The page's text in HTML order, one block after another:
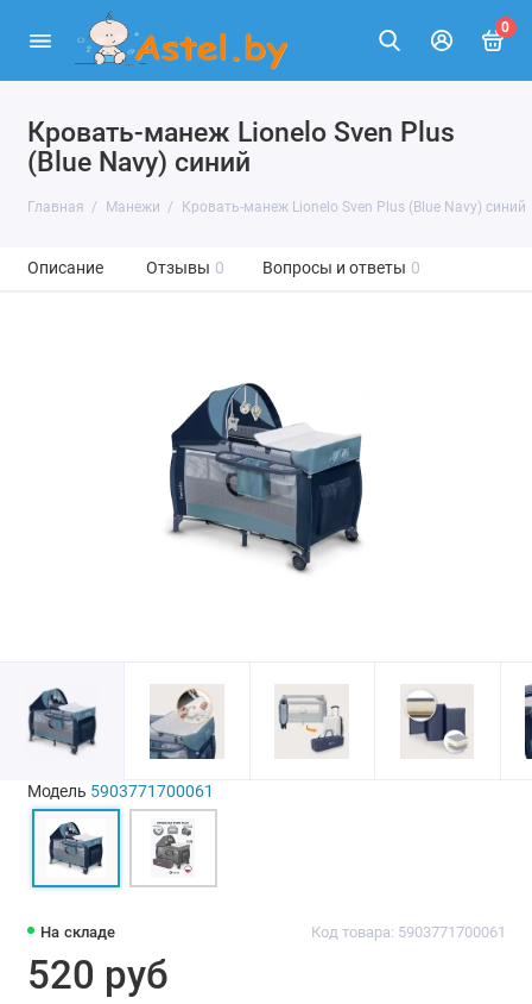
0
Кровать-манеж Lionelo Sven Plus
(Blue Navy) синий
Главная Манежи Кровать-манеж Lionelo Sven Plus (Blue Navy) синий
Описание Отзывы 0 Вопросы и ответы 0
На складе Код товара: 5903771700061
520 руб
Модель 5903771700061